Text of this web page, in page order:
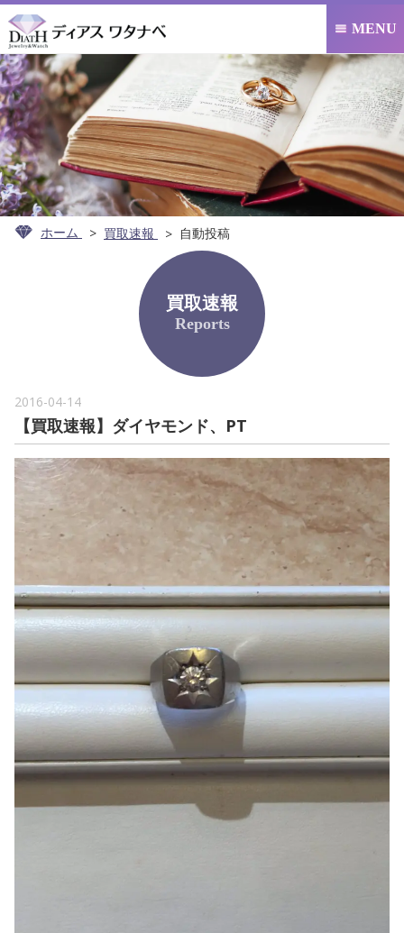
 MENU
ホーム 買取速報 自動投稿
買取速報
Reports
2016-04-14
【買取速報】ダイヤモンド、PT